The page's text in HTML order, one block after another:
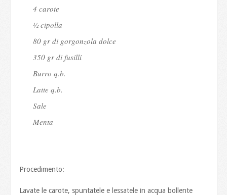
4 carote
½ cipolla
80 gr di gorgonzola dolce
350 gr di fusilli
Burro q.b.
Latte q.b.
Sale
Menta
Procedimento:
Lavate le carote, spuntatele e lessatele in acqua bollente